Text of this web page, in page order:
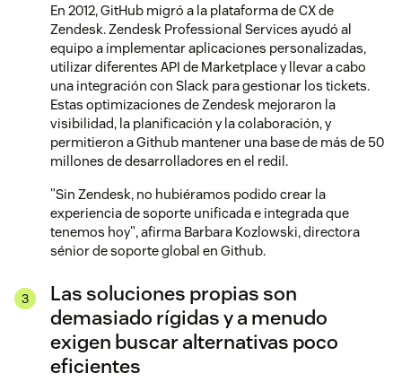
En 2012, GitHub migró a la plataforma de CX de
Zendesk. Zendesk Professional Services ayudó al
equipo a implementar aplicaciones personalizadas,
utilizar diferentes API de Marketplace y llevar a cabo
una integración con Slack para gestionar los tickets.
Estas optimizaciones de Zendesk mejoraron la
visibilidad, la planificación y la colaboración, y
permitieron a Github mantener una base de más de 50
millones de desarrolladores en el redil.
"Sin Zendesk, no hubiéramos podido crear la
experiencia de soporte unificada e integrada que
tenemos hoy", afirma Barbara Kozlowski, directora
sénior de soporte global en Github.
Las soluciones propias son
demasiado rígidas y a menudo
exigen buscar alternativas poco
eficientes